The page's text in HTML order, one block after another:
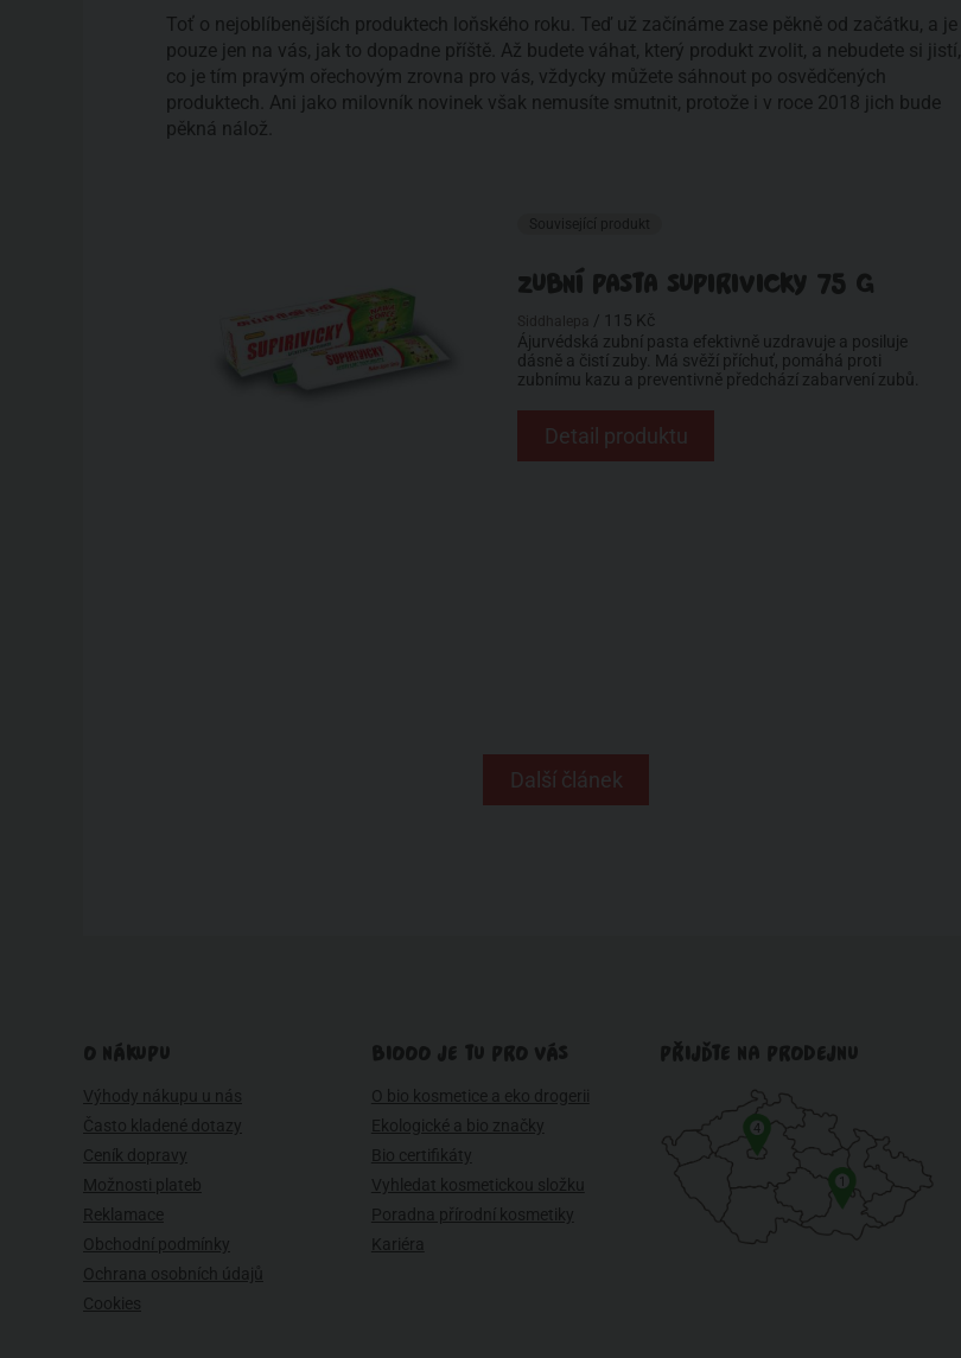
Toť o nejoblíbenějších produktech loňského roku. Teď už začínáme zase pěkně od začátku, a je
pouze jen na vás, jak to dopadne příště. Až budete váhat, který produkt zvolit, a nebudete si jistí,
co je tím pravým ořechovým zrovna pro vás, vždycky můžete sáhnout po osvědčených
produktech. Ani jako milovník novinek však nemusíte smutnit, protože i v roce 2018 jich bude
pěkná nálož.
ZUBNÍ PASTA SUPIRIVICKY 75 G
/ 115 Kč
Ájurvédská zubní pasta efektivně uzdravuje a posiluje
dásně a čistí zuby. Má svěží příchuť, pomáhá proti
zubnímu kazu a preventivně předchází zabarvení zubů.
Detail produktu
Další článek
O NÁKUPU
Výhody nákupu u nás
Často kladené dotazy
Ceník dopravy
Možnosti plateb
Reklamace
Obchodní podmínky
Ochrana osobních údajů
Cookies
BIOOO JE TU PRO VÁS
O bio kosmetice a eko drogerii
Ekologické a bio značky
Bio certifikáty
Vyhledat kosmetickou složku
Poradna přírodní kosmetiky
Kariéra
PŘIJĎTE NA PRODEJNU
1
4